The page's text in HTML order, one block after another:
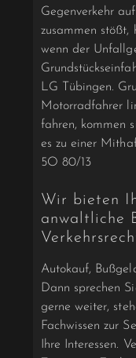
Gegenverkehr
zusammen
wenn der
LG Tübingen.
Motorradfahrer
fahren, kommen
es zu einer
5O 80/13
Wir bieten
anwaltliche
Autokauf,
Dann sprechen
gerne weiter,
Fachwissen zur
Ihre Interessen.